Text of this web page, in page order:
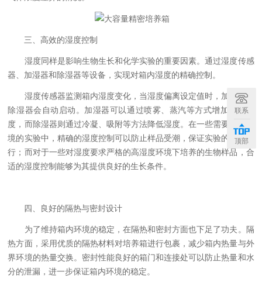
三、高效的湿度控制
湿度同样是影响生物生长和化学实验的重要因素。通过湿度传感
器、加湿器和除湿器等设备，实现对箱内湿度的精确控制。
湿度传感器监测箱内湿度变化，当湿度偏离设定值时，加湿器或
除湿器会自动启动。加湿器可以通过喷雾、蒸汽等方式增加箱内湿
度，而除湿器则通过冷凝、吸附等方法降低湿度。在一些需要干燥环
境的实验中，精确的湿度控制可以防止样品受潮，保证实验的正常进
行；而对于一些对湿度要求严格的高湿度环境下培养的生物样品，合
适的湿度控制能够为其提供良好的生长条件。
四、良好的隔热与密封设计
为了维持箱内环境的稳定，在隔热和密封方面也下足了功夫。隔
热方面，采用优质的隔热材料对培养箱进行包裹，减少箱内热量与外
界环境的热量交换。密封性能良好的箱门和连接处可以防止热量和水
分的泄漏，进一步保证箱内环境的稳定。
联系
顶部